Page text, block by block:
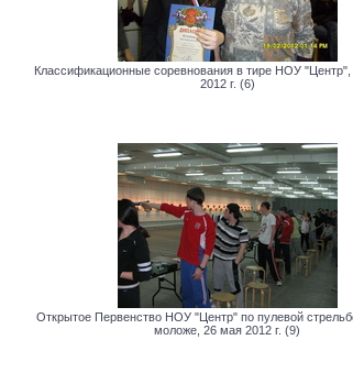
Классификационные соревнования в тире НОУ
2012 г. (6)
Открытое Первенство НОУ "Центр" по пулевой
моложе, 26 мая 2012 г. (9)